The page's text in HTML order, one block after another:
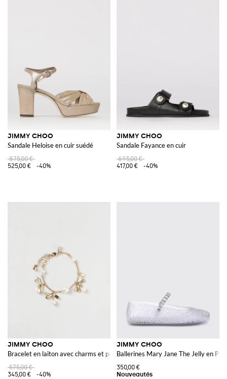
JIMMY CHOO
Sandale Heloise en cuir suédé
875,00 €
525,00 €
-40%
JIMMY CHOO
Sandale Fayance en cuir
695,00 €
417,00 €
-40%
JIMMY CHOO
Bracelet en laiton avec charms et perles synthétiques
575,00 €
345,00 €
-40%
JIMMY CHOO
Ballerines Mary Jane The Jelly en
350,00 €